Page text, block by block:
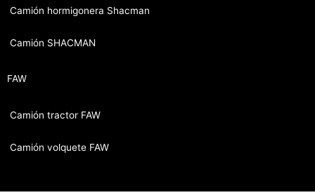
Camión hormigonera Shacman
Camión SHACMAN
FAW
Camión tractor FAW
Camión volquete FAW